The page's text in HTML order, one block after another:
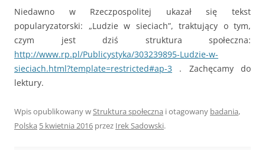
Niedawno w Rzeczpospolitej ukazał się tekst
popularyzatorski: „Ludzie w sieciach”, traktujący o tym,
czym jest dziś struktura społeczna:
http://www.rp.pl/Publicystyka/303239895-Ludzie-w-
sieciach.html?template=restricted#ap-3 . Zachęcamy do
lektury.
Wpis opublikowany wStruktura społeczna i otagowany badania,
Polska 5 kwietnia 2016 przez Irek Sadowski.